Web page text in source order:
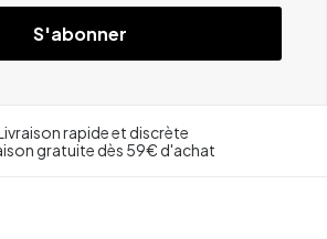
S'abonner
rapide et discrète
gratuite dès 59€ d'achat